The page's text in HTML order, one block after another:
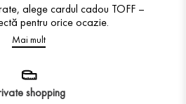
alege cardul cadou TOFF –
pentru orice ocazie.
Mai mult
shopping